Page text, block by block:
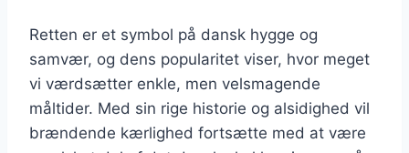
Retten er et symbol på dansk hygge og
samvær, og dens popularitet viser, hvor meget
vi værdsætter enkle, men velsmagende
måltider. Med sin rige historie og alsidighed vil
brændende kærlighed fortsætte med at være